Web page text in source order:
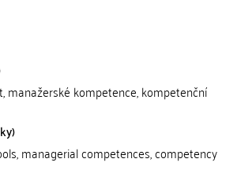
manažerské kompetence, kompetenční
managerial competences, competency